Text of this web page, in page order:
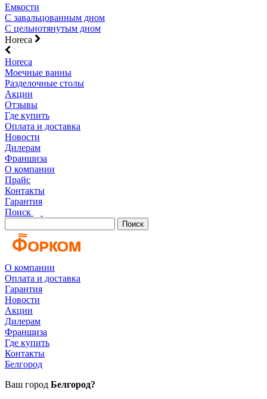
Емкости
С завальцованным дном
С цельнотянутым дном
Horeca
Horeca
Моечные ванны
Разделочные столы
Акции
Отзывы
Где купить
Оплата и доставка
Новости
Дилерам
Франшиза
О компании
Прайс
Контакты
Гарантия
Поиск
Поиск
О компании
Оплата и доставка
Гарантия
Новости
Акции
Дилерам
Франшиза
Где купить
Контакты
Белгород
Ваш город Белгород?